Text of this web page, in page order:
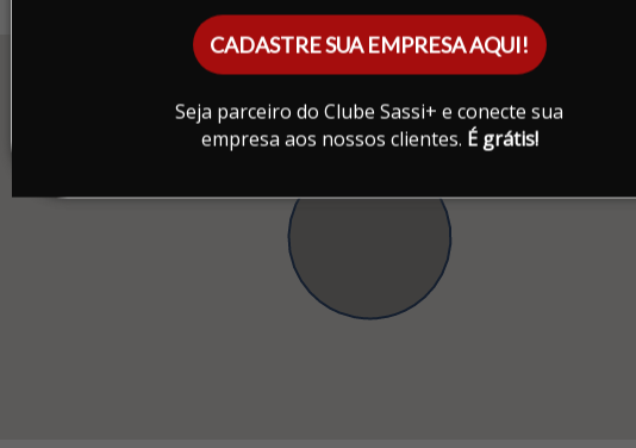
CADASTRE SUA EMPRESA AQUI!
Seja parceiro do Clube Sassi+ e conecte sua
empresa aos nossos clientes. É grátis!